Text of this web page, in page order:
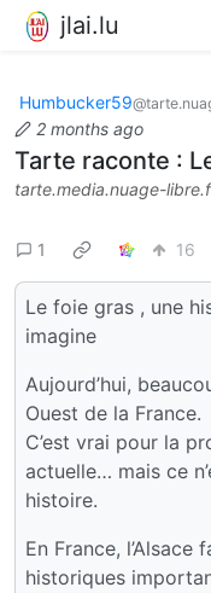
jlai.lu
Humbucker59
2 months ago
Tarte raconte :
tarte.media.nuage-
1 16
Le foie gras , une
imagine
Aujourd’hui,
Ouest de la France.
C’est vrai pour la
actuelle… mais ce
histoire.
En France,
historiques